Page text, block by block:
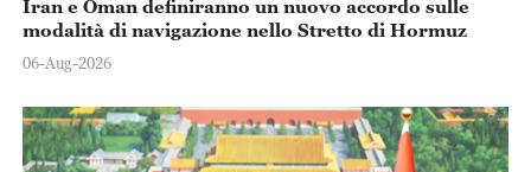
Iran e Oman definiranno un nuovo accordo sulle
modalità di navigazione nello Stretto di Hormuz
06-Aug-2026